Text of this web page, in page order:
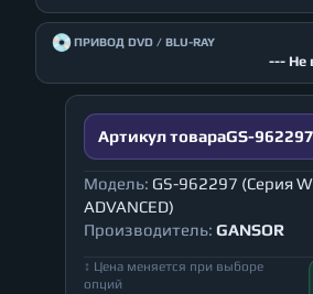
💿ПРИВОД DVD / BLU-RAY
--- Не
Артикул товараGS-962297
Модель: GS-962297 (Серия
ADVANCED)
Производитель: GANSOR
↕ Цена меняется при выборе
опций